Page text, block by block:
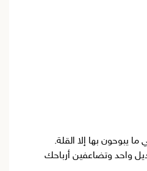
ما يبوحون بها إلا القلة.
واحد وتضاعفين أرباحك